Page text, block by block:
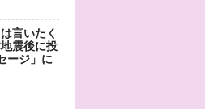
言いたく
震後に投
ージ」に